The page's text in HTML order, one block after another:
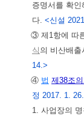
증명서를 확
다. <신설
③ 제1항에 따
식 의 비산배
14.>
④ 법 제38조
정 2017. 1.
1. 사업장의